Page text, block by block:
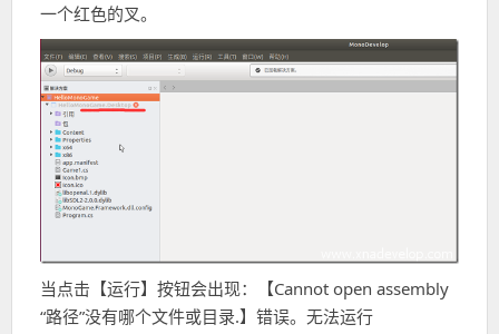
一个红色的叉。
当点击【运行】按钮会出现：【Cannot open assembly
“路径”没有哪个文件或目录.】错误。无法运行